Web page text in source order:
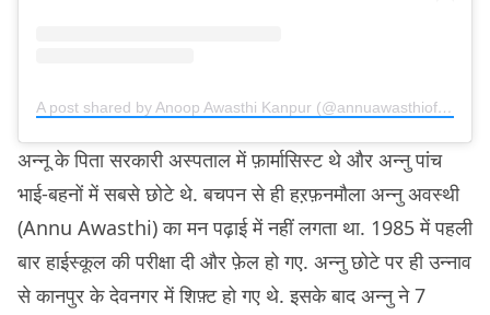
A post shared by Anoop Awasthi Kanpur (@annuawasthiofficial)
अन्नू के पिता सरकारी अस्पताल में फ़ार्मासिस्ट थे और अन्नु पांच
भाई-बहनों में सबसे छोटे थे. बचपन से ही हऱफ़नमौला अन्नु अवस्थी
(Annu Awasthi) का मन पढ़ाई में नहीं लगता था. 1985 में पहली
बार हाईस्कूल की परीक्षा दी और फ़ेल हो गए. अन्नु छोटे पर ही उन्नाव
से कानपुर के देवनगर में शिफ़्ट हो गए थे. इसके बाद अन्नु ने 7